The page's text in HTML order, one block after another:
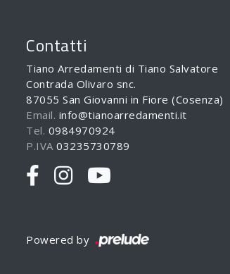
Contatti
Tiano Arredamenti di Tiano Salvatore
Contrada Olivaro snc.
87055 San Giovanni in Fiore (Cosenza)
Email. info@tianoarredamenti.it
Tel. 0984970924
P.IVA 03235730789
Powered by